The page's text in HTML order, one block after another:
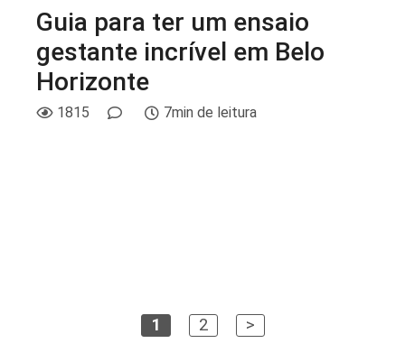
Guia para ter um ensaio
gestante incrível em Belo
Horizonte
1815 7min de leitura
1 2 >